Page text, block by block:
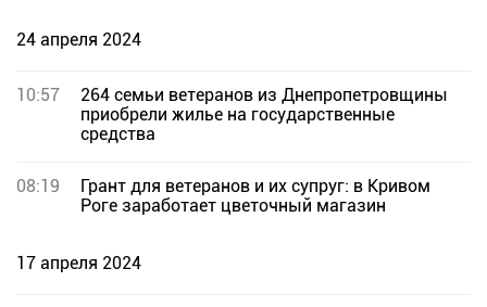
24 апреля 2024
10:57
264 семьи ветеранов из Днепропетровщины
приобрели жилье на государственные
средства
08:19
Грант для ветеранов и их супруг: в Кривом
Роге заработает цветочный магазин
17 апреля 2024